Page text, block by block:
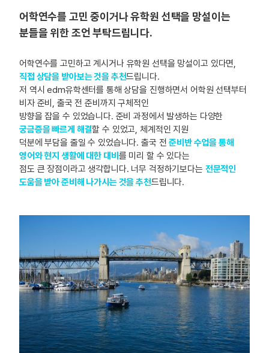
어학연수를 고민 중이거나 유학원 선택을 망설이는
분들을 위한 조언 부탁드립니다.
어학연수를 고민하고 계시거나 유학원 선택을 망설이고 있다면,
직접 상담을 받아보는 것을 추천드립니다.
저 역시 edm유학센터를 통해 상담을 진행하면서 어학원 선택부터
비자 준비, 출국 전 준비까지 구체적인
방향을 잡을 수 있었습니다. 준비 과정에서 발생하는 다양한
궁금증을 빠르게 해결할 수 있었고, 체계적인 지원
덕분에 부담을 줄일 수 있었습니다. 출국 전준비반 수업을 통해
영어와 현지 생활에 대한 대비 를 미리 할 수 있다는
점도 큰 장점이라고 생각합니다. 너무 걱정하기보다는 전문적인
도움을 받아 준비해 나가시는 것을 추천드립니다.